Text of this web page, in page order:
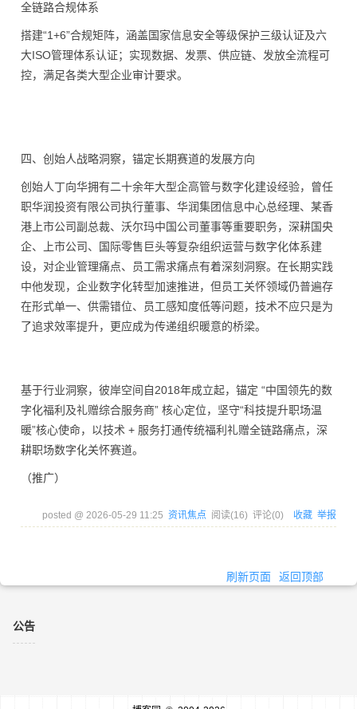
全链路合规体系
搭建“1+6”合规矩阵，涵盖国家信息安全等级保护三级认证及六
大ISO管理体系认证；实现数据、发票、供应链、发放全流程可
控，满足各类大型企业审计要求。
四、创始人战略洞察，锚定长期赛道的发展方向
创始人丁向华拥有二十余年大型企高管与数字化建设经验，曾任
职华润投资有限公司执行董事、华润集团信息中心总经理、某香
港上市公司副总裁、沃尔玛中国公司董事等重要职务，深耕国央
企、上市公司、国际零售巨头等复杂组织运营与数字化体系建
设，对企业管理痛点、员工需求痛点有着深刻洞察。在长期实践
中他发现，企业数字化转型加速推进，但员工关怀领域仍普遍存
在形式单一、供需错位、员工感知度低等问题，技术不应只是为
了追求效率提升，更应成为传递组织暖意的桥梁。
基于行业洞察，彼岸空间自2018年成立起，锚定 “中国领先的数
字化福利及礼赠综合服务商” 核心定位，坚守“科技提升职场温
暖”核心使命，以技术 + 服务打通传统福利礼赠全链路痛点，深
耕职场数字化关怀赛道。
（推广）
posted @ 2026-05-29 11:25 资讯焦点 阅读(16) 评论(0) 收藏 举报
刷新页面 返回顶部
公告